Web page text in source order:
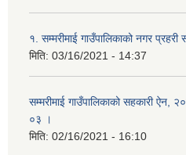
१. सम्मरीमाई गाउँपालिकाको नगर
मिति: 03/16/2021 - 14:37
सम्मरीमाई गाउँपालिकाको सहकारी ऐन,
०३ ।
मिति: 02/16/2021 - 16:10